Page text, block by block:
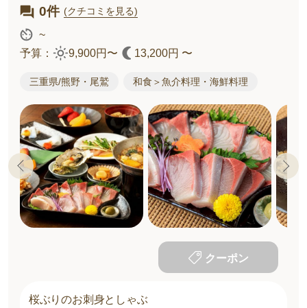
0件 (クチコミを見る)
~
予算：
9,900円〜 13,200円 〜
三重県/熊野・尾鷲 和食＞魚介料理・海鮮料理
クーポン
桜ぶりのお刺身としゃぶ